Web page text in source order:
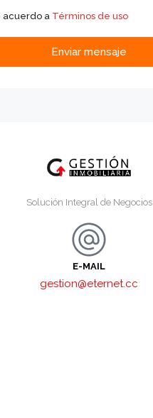
acuerdo a Términos de uso
Enviar mensaje
Solución Integral de Negocios
E-MAIL
gestion@eternet.cc